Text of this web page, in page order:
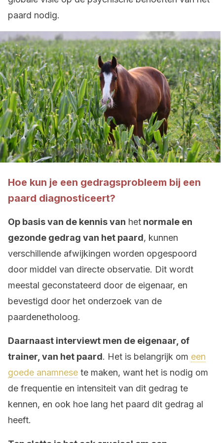
paard nodig.
Hoe kun je een gedragsprobleem bij een
paard diagnosticeert?
Op basis van de kennis van het normale en
gezonde gedrag van het paard, kunnen
verschillende afwijkingen worden opgespoord
door middel van directe observatie. Dit wordt
meestal geconstateerd door de eigenaar, en
bevestigd door het onderzoek van de
paardenetholoog.
Daarnaast interviewt men de eigenaar, of
trainer, van het paard. Het is belangrijk om een
goede anamnese te maken, want het is nodig om
de frequentie en intensiteit van dit gedrag te
kennen, en ook hoe lang het paard dit gedrag al
heeft.